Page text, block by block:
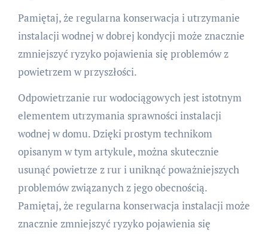
Pamiętaj, że regularna konserwacja i utrzymanie
instalacji wodnej w dobrej kondycji może znacznie
zmniejszyć ryzyko pojawienia się problemów z
powietrzem w przyszłości.
Odpowietrzanie rur wodociągowych jest istotnym
elementem utrzymania sprawności instalacji
wodnej w domu. Dzięki prostym technikom
opisanym w tym artykule, można skutecznie
usunąć powietrze z rur i uniknąć poważniejszych
problemów związanych z jego obecnością.
Pamiętaj, że regularna konserwacja instalacji może
znacznie zmniejszyć ryzyko pojawienia się